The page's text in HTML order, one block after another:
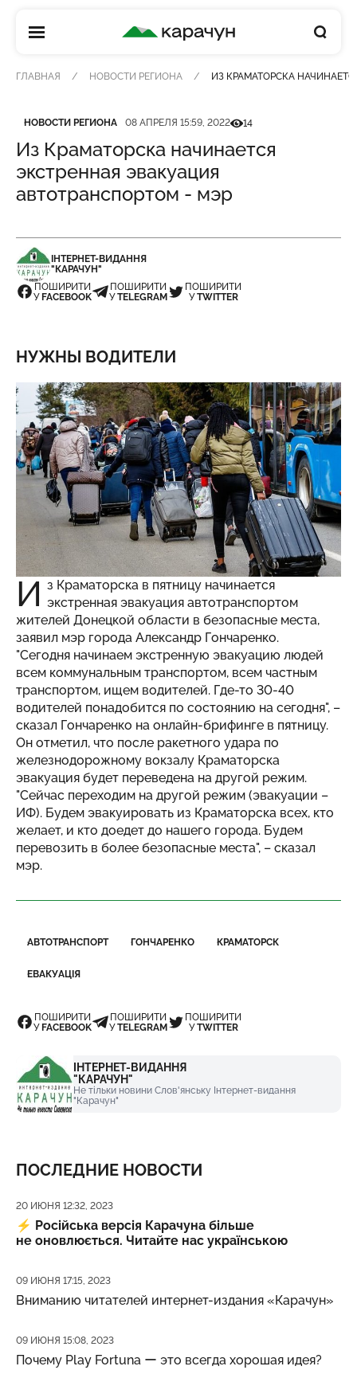
КАРАЧУН
ГЛАВНАЯ НОВОСТИ РЕГИОНА ИЗ КРАМАТОРСКА
Категория
НОВОСТИ РЕГИОНА
Дата публикации 08 АПРЕЛЯ 15:59, 2022Кількість переглядів
14
Из Краматорска начинается
экстренная эвакуация
автотранспортом - мэр
ІНТЕРНЕТ-ВИДАННЯ
"КАРАЧУН"
ПОШИРИТИ
У FACEBOOK
ПОШИРИТИ
УTELEGRAM
ПОШИРИТИ
УTWITTER
НУЖНЫ ВОДИТЕЛИ
И з Краматорска в пятницу начинается
экстренная эвакуация автотранспортом
жителей Донецкой области в безопасные места,
заявил мэр города Александр Гончаренко.
"Сегодня начинаем экстренную эвакуацию людей
всем коммунальным транспортом, всем частным
транспортом, ищем водителей. Где-то 30-40
водителей понадобится по состоянию на сегодня", –
сказал Гончаренко на онлайн-брифинге в пятницу.
Он отметил, что после ракетного удара по
железнодорожному вокзалу Краматорска
эвакуация будет переведена на другой режим.
"Сейчас переходим на другой режим (эвакуации –
ИФ). Будем эвакуировать из Краматорска всех, кто
желает, и кто доедет до нашего города. Будем
перевозить в более безопасные места", – сказал
мэр.
АВТОТРАНСПОРТ ГОНЧАРЕНКО КРАМАТОРСК
ЕВАКУАЦІЯ
ПОШИРИТИ
У FACEBOOK
ПОШИРИТИ
УTELEGRAM
ПОШИРИТИ
УTWITTER
ІНТЕРНЕТ-ВИДАННЯ
"КАРАЧУН"
Не тільки новини Слов'янську Інтернет-видання
"Карачун"
ПОСЛЕДНИЕ НОВОСТИ
Дата публикации
20 ИЮНЯ 12:32, 2023
⚡️ Російська версія Карачуна більше
не оновлюється. Читайте нас українською
Дата публикации
09 ИЮНЯ 17:15, 2023
Вниманию читателей интернет-издания «Карачун»
Дата публикации
09 ИЮНЯ 15:08, 2023
Почему Play Fortuna ー это всегда хорошая идея?